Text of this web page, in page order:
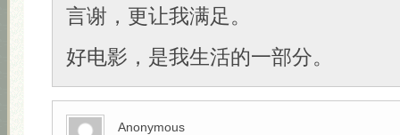
言谢，更让我满足。
好电影，是我生活的一部分。
Anonymous